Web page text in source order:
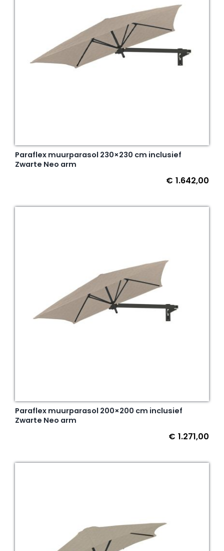
Paraflex muurparasol 230×230 cm inclusief
Zwarte Neo arm
€ 1.642,00
Paraflex muurparasol 200×200 cm inclusief
Zwarte Neo arm
€ 1.271,00